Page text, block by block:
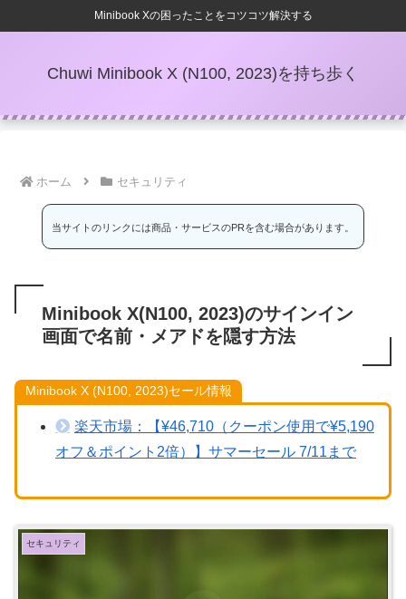
Minibook Xの困ったことをコツコツ解決する
Chuwi Minibook X (N100, 2023)を持ち歩く
ホーム セキュリティ
当サイトのリンクには商品・サービスのPRを含む場合があります。
Minibook X(N100, 2023)のサインイン
画面で名前・メアドを隠す方法
Minibook X (N100, 2023)セール情報
楽天市場：【¥46,710（クーポン使用で¥5,190
オフ＆ポイント2倍）】サマーセール 7/11まで
セキュリティ